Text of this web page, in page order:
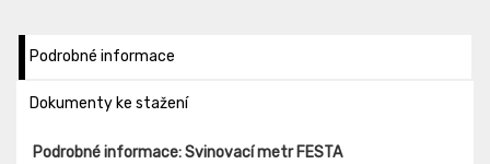
Podrobné informace
Dokumenty ke stažení
Podrobné informace: Svinovací metr FESTA